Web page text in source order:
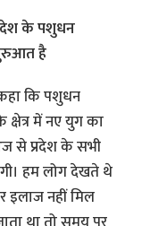
के पशुधन
है
कि पशुधन
क्षेत्र में नए युग का
से प्रदेश के सभी
हम लोग देखते थे
इलाज नहीं मिल